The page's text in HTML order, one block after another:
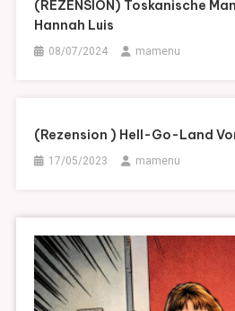
(REZENSION) Toskanische
Hannah Luis
08/07/2024 mamenu
(Rezension ) Hell-Go-Land
17/05/2023 mamenu